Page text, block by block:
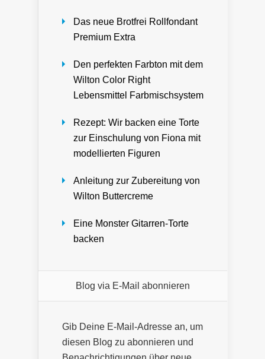
Das neue Brotfrei Rollfondant
Premium Extra
Den perfekten Farbton mit dem
Wilton Color Right
Lebensmittel Farbmischsystem
Rezept: Wir backen eine Torte
zur Einschulung von Fiona mit
modellierten Figuren
Anleitung zur Zubereitung von
Wilton Buttercreme
Eine Monster Gitarren-Torte
backen
Blog via E-Mail abonnieren
Gib Deine E-Mail-Adresse an, um
diesen Blog zu abonnieren und